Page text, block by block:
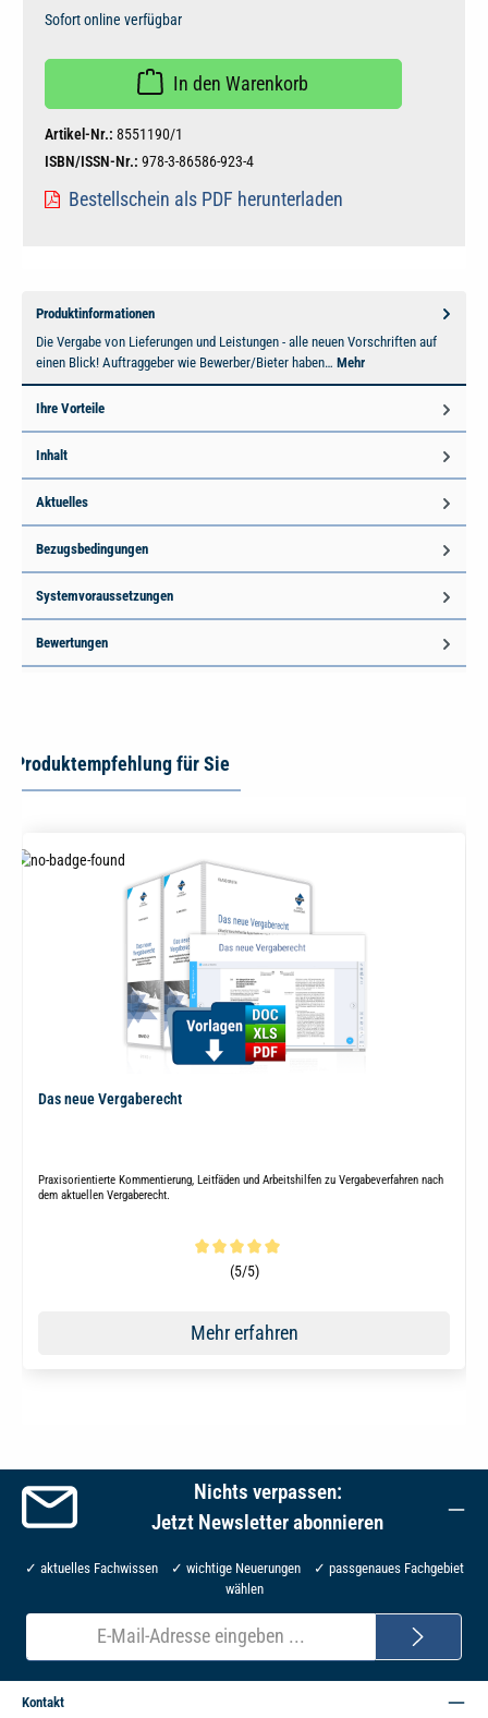
Sofort online verfügbar
In den Warenkorb
Artikel-Nr.: 8551190/1
ISBN/ISSN-Nr.: 978-3-86586-923-4
Bestellschein als PDF herunterladen
Produktinformationen
Die Vergabe von Lieferungen und Leistungen - alle neuen Vorschriften auf
einen Blick! Auftraggeber wie Bewerber/Bieter haben… Mehr
Ihre Vorteile
Inhalt
Aktuelles
Bezugsbedingungen
Systemvoraussetzungen
Bewertungen
Produktempfehlung für Sie
Das neue Vergaberecht
Praxisorientierte Kommentierung, Leitfäden und Arbeitshilfen zu Vergabeverfahren nach
dem aktuellen Vergaberecht.
Durchschnittliche Bewertung von 5 von 5 Sternen
(5/5)
Mehr erfahren
Nichts verpassen:
Jetzt Newsletter abonnieren
✓ aktuelles Fachwissen ✓ wichtige Neuerungen ✓ passgenaues Fachgebiet
wählen
E-
Mail-
Adresse*
Kontakt